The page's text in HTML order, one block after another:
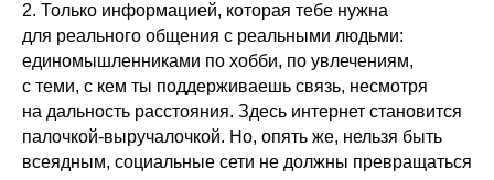
2. Только информацией, которая тебе нужна
для реального общения с реальными людьми:
единомышленниками по хобби, по увлечениям,
с теми, с кем ты поддерживаешь связь, несмотря
на дальность расстояния. Здесь интернет становится
палочкой-выручалочкой. Но, опять же, нельзя быть
всеядным, социальные сети не должны превращаться